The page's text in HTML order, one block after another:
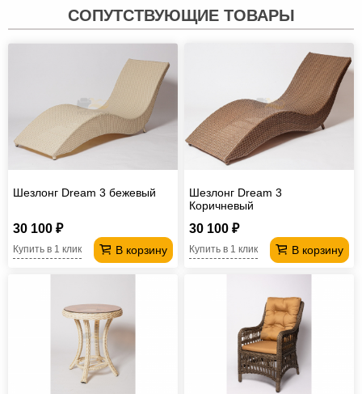
СОПУТСТВУЮЩИЕ ТОВАРЫ
Шезлонг Dream 3 бежевый
30 100 ₽
В корзину
Купить в 1 клик
Шезлонг Dream 3
Коричневый
30 100 ₽
В корзину
Купить в 1 клик